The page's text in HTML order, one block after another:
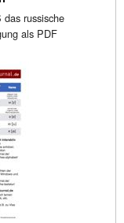
russische
als PDF